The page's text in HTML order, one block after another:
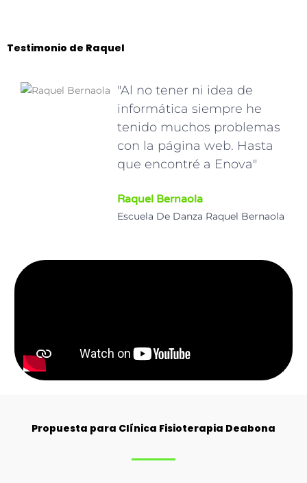
Testimonio de Raquel
"Al no tener ni idea de
informática siempre he
tenido muchos problemas
con la página web. Hasta
que encontré a Enova"
Raquel Bernaola
Escuela De Danza Raquel Bernaola
Propuesta para Clínica Fisioterapia Deabona